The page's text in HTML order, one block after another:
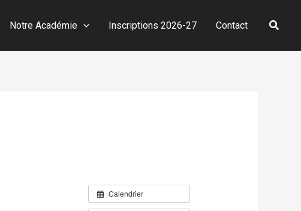
Notre Académie Inscriptions 2026-27 Contact
Calendrier